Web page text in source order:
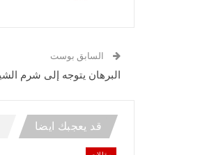
السابق بوست
البرهان يتوجه إلى شرم
قد يعجبك ايضا